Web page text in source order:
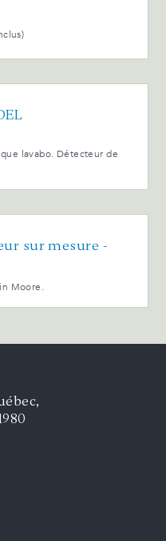
lavabo. Détecteur de
sur mesure -
Moore.